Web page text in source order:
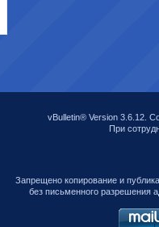
vBulletin® Version 3.6.12.
При
Запрещено копирование и
без письменного разрешения